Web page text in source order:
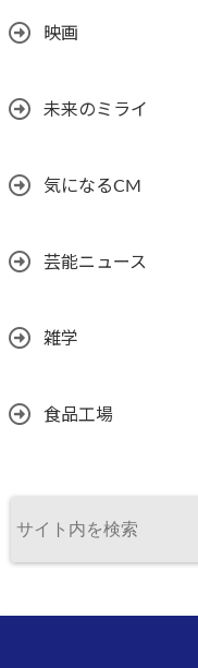
映画
未来のミライ
気になるCM
芸能ニュース
雑学
食品工場